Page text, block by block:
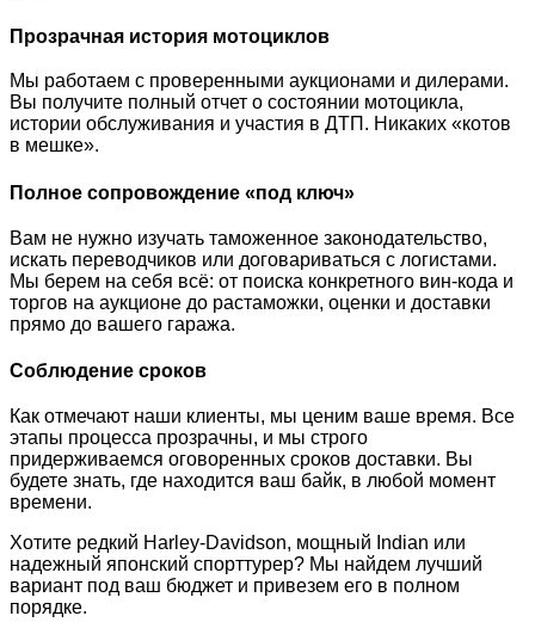
Прозрачная история мотоциклов
Мы работаем с проверенными аукционами и дилерами.
Вы получите полный отчет о состоянии мотоцикла,
истории обслуживания и участия в ДТП. Никаких «котов
в мешке».
Полное сопровождение «под ключ»
Вам не нужно изучать таможенное законодательство,
искать переводчиков или договариваться с логистами.
Мы берем на себя всё: от поиска конкретного вин-кода и
торгов на аукционе до растаможки, оценки и доставки
прямо до вашего гаража.
Соблюдение сроков
Как отмечают наши клиенты, мы ценим ваше время. Все
этапы процесса прозрачны, и мы строго
придерживаемся оговоренных сроков доставки. Вы
будете знать, где находится ваш байк, в любой момент
времени.
Хотите редкий Harley-Davidson, мощный Indian или
надежный японский спорттурер? Мы найдем лучший
вариант под ваш бюджет и привезем его в полном
порядке.